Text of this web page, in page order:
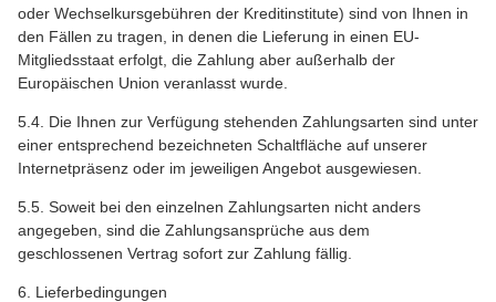
oder Wechselkursgebühren der Kreditinstitute) sind von Ihnen in
den Fällen zu tragen, in denen die Lieferung in einen EU-
Mitgliedsstaat erfolgt, die Zahlung aber außerhalb der
Europäischen Union veranlasst wurde.
5.4. Die Ihnen zur Verfügung stehenden Zahlungsarten sind unter
einer entsprechend bezeichneten Schaltfläche auf unserer
Internetpräsenz oder im jeweiligen Angebot ausgewiesen.
5.5. Soweit bei den einzelnen Zahlungsarten nicht anders
angegeben, sind die Zahlungsansprüche aus dem
geschlossenen Vertrag sofort zur Zahlung fällig.
6. Lieferbedingungen